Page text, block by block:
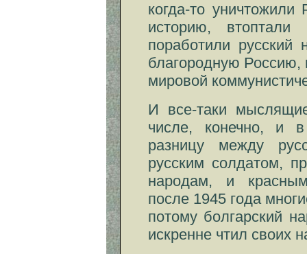
когда-то
историю,
поработили
благородную Россию,
мировой
И все-таки
числе, конечно, и
разницу между
русским солдатом,
народам, и
после 1945 года
потому болгарский
искренне чтил своих